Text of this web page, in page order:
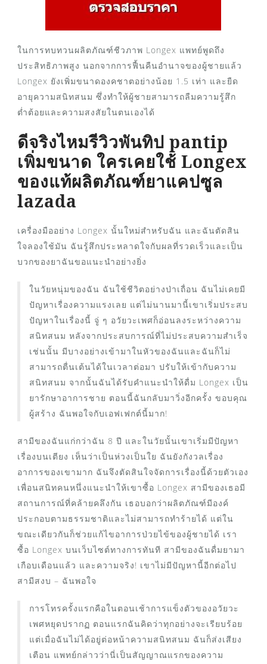
ในการทบทวนผลิตภัณฑ์ชีวภาพ Longex แพทย์พูดถึง
ประสิทธิภาพสูง นอกจากการฟื้นคืนอำนาจของผู้ชายแล้ว
Longex ยังเพิ่มขนาดองคชาตอย่างน้อย 1.5 เท่า และยืด
อายุความสนิทสนม ซึ่งทำให้ผู้ชายสามารถลืมความรู้สึก
ต่ำต้อยและความสงสัยในตนเองได้
ดีจริงไหมรีวิวพันทิป pantip
เพิ่มขนาด ใครเคยใช้ Longex
ของแท้ผลิตภัณฑ์ยาแคปซูล
lazada
เครื่องมืออย่าง Longex นั้นใหม่สำหรับฉัน และฉันตัดสิน
ใจลองใช้มัน ฉันรู้สึกประหลาดใจกับผลที่รวดเร็วและเป็น
บวกของยาฉันขอแนะนำอย่างยิ่ง
ในวัยหนุ่มของฉัน ฉันใช้ชีวิตอย่างป่าเถื่อน ฉันไม่เคยมี
ปัญหาเรื่องความแรงเลย แต่ไม่นานมานี้เขาเริ่มประสบ
ปัญหาในเรื่องนี้ จู่ ๆ อวัยวะเพศก็อ่อนลงระหว่างความ
สนิทสนม หลังจากประสบการณ์ที่ไม่ประสบความสำเร็จ
เช่นนั้น มีบางอย่างเข้ามาในหัวของฉันและฉันก็ไม่
สามารถตื่นเต้นได้ในเวลาต่อมา ปรับให้เข้ากับความ
สนิทสนม จากนั้นฉันได้รับคำแนะนำให้ดื่ม Longex เป็น
ยารักษาอาการชาย ตอนนี้ฉันกลับมาวิ่งอีกครั้ง ขอบคุณ
ผู้สร้าง ฉันพอใจกับเอฟเฟกต์นี้มาก!
สามีของฉันแก่กว่าฉัน 8 ปี และในวัยนั้นเขาเริ่มมีปัญหา
เรื่องบนเตียง เห็นว่าเป็นห่วงเป็นใย ฉันยังกังวลเรื่อง
อาการของเขามาก ฉันจึงตัดสินใจจัดการเรื่องนี้ด้วยตัวเอง
เพื่อนสนิทคนหนึ่งแนะนำให้เขาซื้อ Longex สามีของเธอมี
สถานการณ์ที่คล้ายคลึงกัน เธอบอกว่าผลิตภัณฑ์มีองค์
ประกอบตามธรรมชาติและไม่สามารถทำร้ายได้ แต่ใน
ขณะเดียวกันก็ช่วยแก้ไขอาการป่วยไข้ของผู้ชายได้ เรา
ซื้อ Longex บนเว็บไซต์ทางการทันที สามีของฉันดื่มยามา
เกือบเดือนแล้ว และความจริง! เขาไม่มีปัญหานี้อีกต่อไป
สามีสงบ – ​​ฉันพอใจ
การโทรครั้งแรกคือในตอนเช้าการแข็งตัวของอวัยวะ
เพศหยุดปรากฏ ตอนแรกฉันคิดว่าทุกอย่างจะเรียบร้อย
แต่เมื่อฉันไม่ได้อยู่ต่อหน้าความสนิทสนม ฉันก็ส่งเสียง
เตือน แพทย์กล่าวว่านี่เป็นสัญญาณแรกของความ